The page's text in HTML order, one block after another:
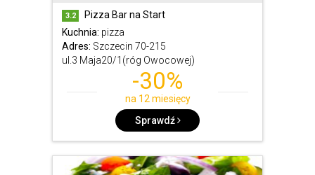
3.2
Pizza Bar na Start
Kuchnia: pizza
Adres: Szczecin 70-215
ul.3 Maja20/1(róg Owocowej)
-30%
na 12 miesięcy
Sprawdź